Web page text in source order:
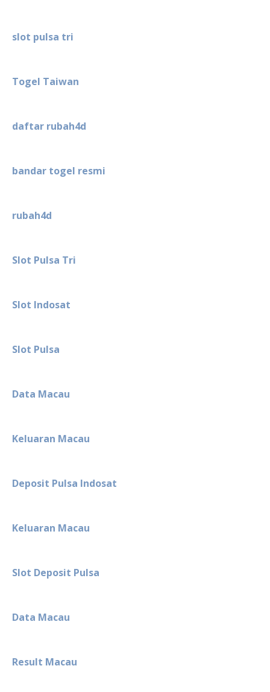
slot pulsa tri
Togel Taiwan
daftar rubah4d
bandar togel resmi
rubah4d
Slot Pulsa Tri
Slot Indosat
Slot Pulsa
Data Macau
Keluaran Macau
Deposit Pulsa Indosat
Keluaran Macau
Slot Deposit Pulsa
Data Macau
Result Macau